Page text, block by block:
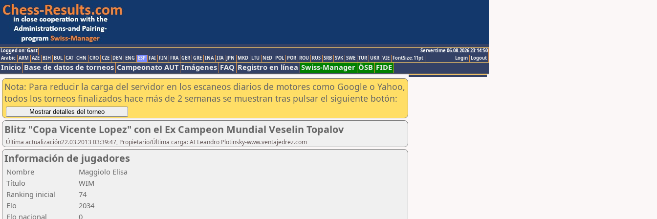
Logged on: Gast
Servertime 06.08.2026 23:14:50
Logout
Login
Arabic ARM AZE BIH BUL CAT CHN CRO CZE DEN ENG ESP FAI FIN FRA GER GRE INA ITA JPN MKD LTU NED POL POR ROU RUS SRB SVK SWE TUR UKR VIE FontSize:11pt
Inicio Base de datos de torneos Campeonato AUT Imágenes FAQ Registro en línea Swiss-Manager ÖSB FIDE
Nota: Para reducir la carga del servidor en los escaneos diarios de motores como Google o Yahoo,
todos los torneos finalizados hace más de 2 semanas se muestran tras pulsar el siguiente botón:
Blitz "Copa Vicente Lopez" con el Ex Campeon Mundial Veselin Topalov
Última actualización22.03.2013 03:39:47, Propietario/Última carga: AI Leandro Plotinsky-www.ventajedrez.com
Información de jugadores
Nombre
Maggiolo Elisa
Título
WIM
Ranking inicial
74
Elo
2034
Elo nacional
0